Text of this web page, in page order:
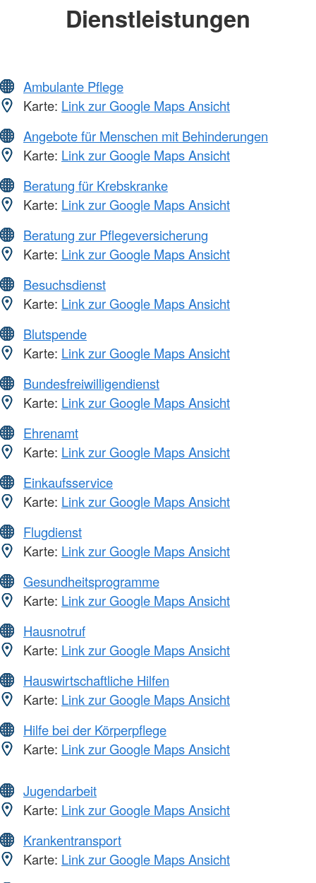
Dienstleistungen
Ambulante Pflege
Karte: Link zur Google Maps Ansicht
Angebote für Menschen mit Behinderungen
Karte: Link zur Google Maps Ansicht
Beratung für Krebskranke
Karte: Link zur Google Maps Ansicht
Beratung zur Pflegeversicherung
Karte: Link zur Google Maps Ansicht
Besuchsdienst
Karte: Link zur Google Maps Ansicht
Blutspende
Karte: Link zur Google Maps Ansicht
Bundesfreiwilligendienst
Karte: Link zur Google Maps Ansicht
Ehrenamt
Karte: Link zur Google Maps Ansicht
Einkaufsservice
Karte: Link zur Google Maps Ansicht
Flugdienst
Karte: Link zur Google Maps Ansicht
Gesundheitsprogramme
Karte: Link zur Google Maps Ansicht
Hausnotruf
Karte: Link zur Google Maps Ansicht
Hauswirtschaftliche Hilfen
Karte: Link zur Google Maps Ansicht
Hilfe bei der Körperpflege
Karte: Link zur Google Maps Ansicht
Jugendarbeit
Karte: Link zur Google Maps Ansicht
Krankentransport
Karte: Link zur Google Maps Ansicht